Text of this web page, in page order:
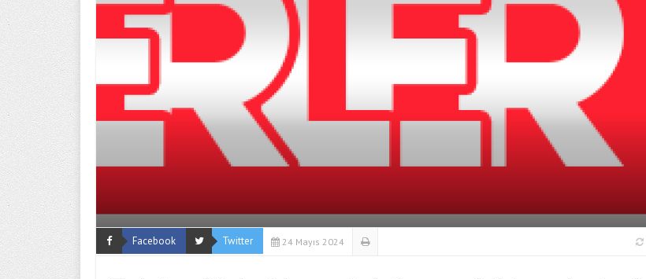
Facebook Twitter 24 Mayıs 2024